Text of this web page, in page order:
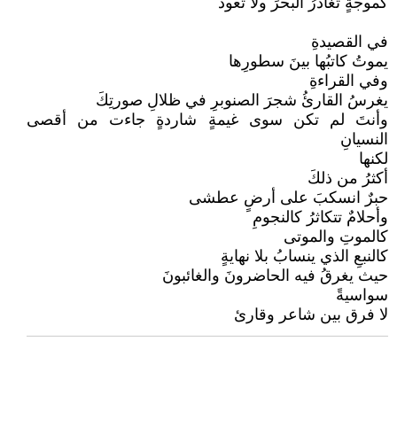
في القصيدةِ
يموتُ كاتبُها بينَ سطورِها
وفي القراءةِ
يغرسُ القارئُ شجرَ الصنوبرِ في ظلالِ صورتِكَ
وأنتَ لم تكن سوى غيمةٍ شاردةٍ جاءت من أقصى
النسيانِ
لكنها
أكثرُ من ذلكَ
حبرٌ انسكبَ على أرضٍ عطشى
وأحلامٌ تتكاثرُ كالنجومِ
كالموتِ والموتى
كالنبعِ الذي ينسابُ بلا نهايةٍ
حيث يغرقُ فيه الحاضرونَ والغائبونَ
سواسيةً
لا فرق بين شاعر وقارئ